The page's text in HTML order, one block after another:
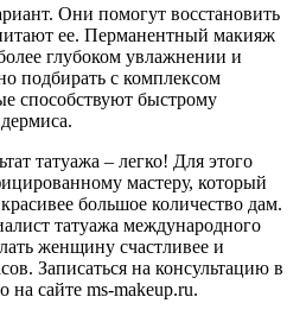
Они помогут восстановить
ее. Перманентный макияж
глубоком увлажнении и
подбирать с комплексом
способствуют быстрому
татуажа – легко! Для этого
мастеру, который
большое количество дам.
татуажа международного
женщину счастливее и
Записаться на консультацию в
сайте ms-makeup.ru.